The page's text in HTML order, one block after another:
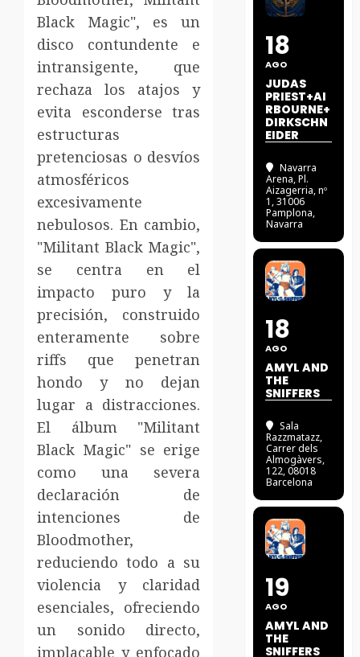
Black Magic", es un
disco contundente e
intransigente, que
rechaza los atajos y
evita esconderse tras
estructuras
pretenciosas o desvíos
atmosféricos
excesivamente
nebulosos. En cambio,
"Militant Black Magic",
se centra en el
impacto puro y la
precisión, construido
enteramente sobre
riffs que penetran
hondo y no dejan
lugar a distracciones.
El álbum "Militant
Black Magic" se erige
como una severa
declaración de
intenciones de
Bloodmother,
reduciendo todo a su
violencia y claridad
esenciales, ofreciendo
un sonido directo,
implacable y enfocado
18
AGO
JUDAS
PRIEST+AI
RBOURNE+
DIRKSCHN
EIDER
Navarra
Arena, Pl.
Aizagerria, nº
1, 31006
Pamplona,
Navarra
18
AGO
AMYL AND
THE
SNIFFERS
Sala
Razzmatazz,
Carrer dels
Almogàvers,
122, 08018
Barcelona
19
AGO
AMYL AND
THE
SNIFFERS